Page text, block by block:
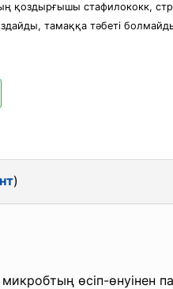
қоздырғышы стафилококк,
тамаққа тәбеті
)
өсіп-өнуінен